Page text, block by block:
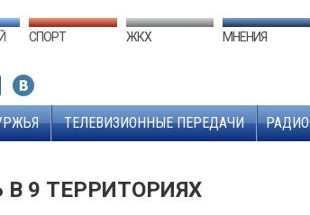
СПОРТ ЖКХ МНЕНИЯ
ТЕЛЕВИЗИОННЫЕ ПЕРЕДАЧИ РАДИО
9 ТЕРРИТОРИЯХ